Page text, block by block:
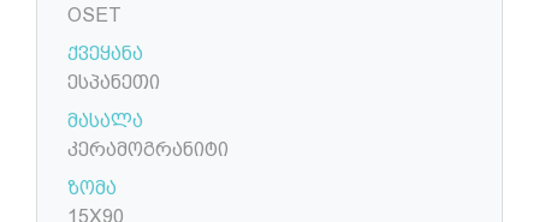
OSET
ქვეყანა
ესპანეთი
მასალა
კერამოგრანიტი
ზომა
15X90